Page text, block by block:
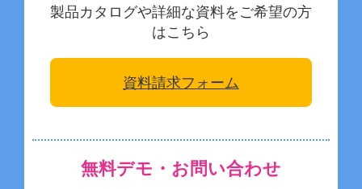
製品カタログや詳細な資料をご希望の方
はこちら
資料請求フォーム
無料デモ・お問い合わせ